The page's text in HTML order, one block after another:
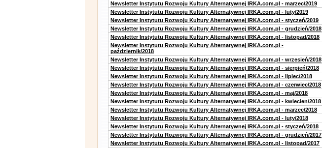
Newsletter Instytutu Rozwoju Kultury Alternatywnej IRKA.com.pl - marzec/2019
Newsletter Instytutu Rozwoju Kultury Alternatywnej IRKA.com.pl - luty/2019
Newsletter Instytutu Rozwoju Kultury Alternatywnej IRKA.com.pl - styczeń/2019
Newsletter Instytutu Rozwoju Kultury Alternatywnej IRKA.com.pl - grudzień/2018
Newsletter Instytutu Rozwoju Kultury Alternatywnej IRKA.com.pl - listopad/2018
Newsletter Instytutu Rozwoju Kultury Alternatywnej IRKA.com.pl -
październik/2018
Newsletter Instytutu Rozwoju Kultury Alternatywnej IRKA.com.pl - wrzesień/2018
Newsletter Instytutu Rozwoju Kultury Alternatywnej IRKA.com.pl - sierpień/2018
Newsletter Instytutu Rozwoju Kultury Alternatywnej IRKA.com.pl - lipiec/2018
Newsletter Instytutu Rozwoju Kultury Alternatywnej IRKA.com.pl - czerwiec/2018
Newsletter Instytutu Rozwoju Kultury Alternatywnej IRKA.com.pl - maj/2018
Newsletter Instytutu Rozwoju Kultury Alternatywnej IRKA.com.pl - kwiecien/2018
Newsletter Instytutu Rozwoju Kultury Alternatywnej IRKA.com.pl - marzec/2018
Newsletter Instytutu Rozwoju Kultury Alternatywnej IRKA.com.pl - luty/2018
Newsletter Instytutu Rozwoju Kultury Alternatywnej IRKA.com.pl - styczeń/2018
Newsletter Instytutu Rozwoju Kultury Alternatywnej IRKA.com.pl - grudzień/2017
Newsletter Instytutu Rozwoju Kultury Alternatywnej IRKA.com.pl - listopad/2017